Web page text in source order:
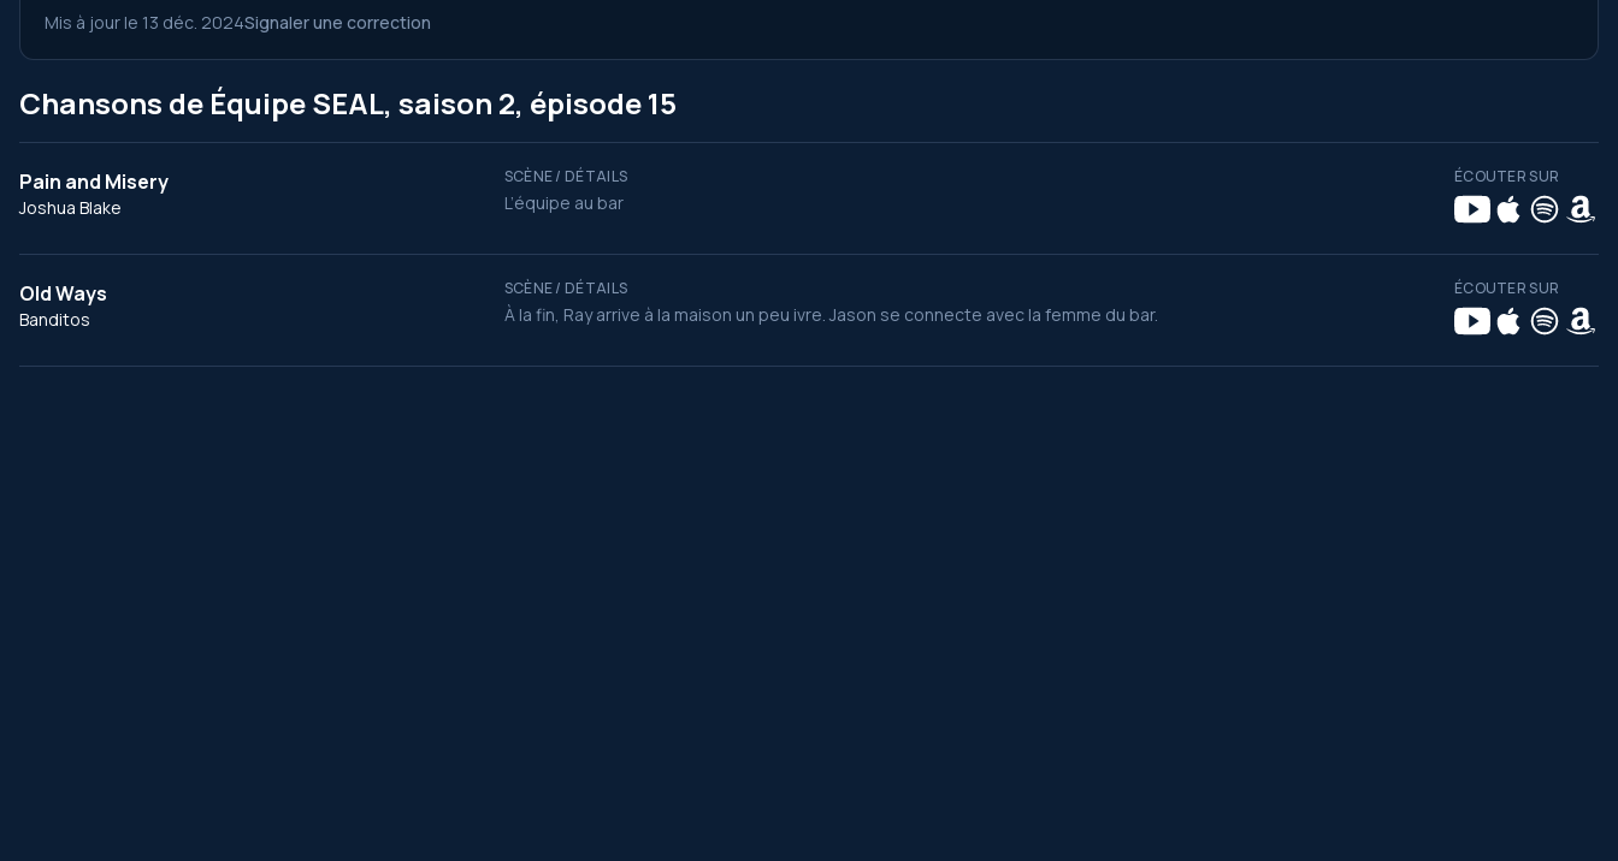
Mis à jour le 13 déc. 2024Signaler une correction
Chansons de Équipe SEAL, saison 2, épisode 15
Pain and Misery
Joshua Blake
SCÈNE / DÉTAILS
L’équipe au bar
ÉCOUTER SUR
Old Ways
Banditos
SCÈNE / DÉTAILS
À la fin, Ray arrive à la maison un peu ivre. Jason se connecte avec la femme du bar.
ÉCOUTER SUR